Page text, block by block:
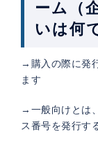
ーム（
いは何
→購入の際に発
ます
→一般向けとは
ス番号を発行す